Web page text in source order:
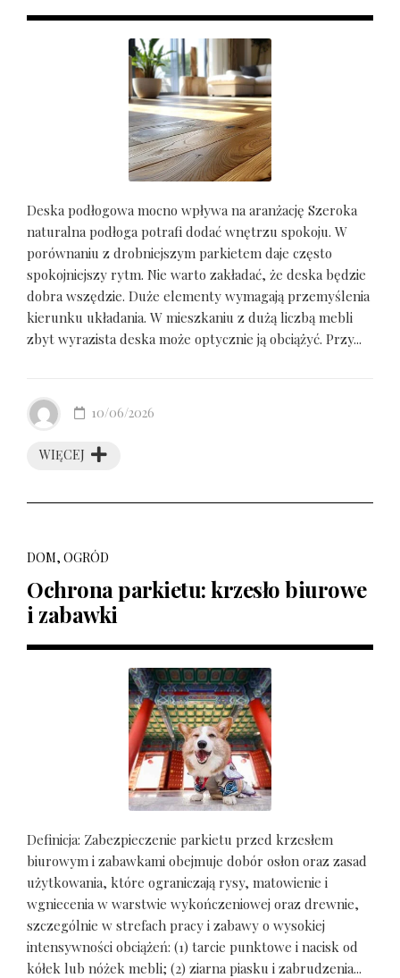
Deska podłogowa mocno wpływa na aranżację Szeroka
naturalna podłoga potrafi dodać wnętrzu spokoju. W
porównaniu z drobniejszym parkietem daje często
spokojniejszy rytm. Nie warto zakładać, że deska będzie
dobra wszędzie. Duże elementy wymagają przemyślenia
kierunku układania. W mieszkaniu z dużą liczbą mebli
zbyt wyrazista deska może optycznie ją obciążyć. Przy...
WIĘCEJ
10/06/2026
DOM, OGRÓD
Ochrona parkietu: krzesło biurowe
i zabawki
Definicja: Zabezpieczenie parkietu przed krzesłem
biurowym i zabawkami obejmuje dobór osłon oraz zasad
użytkowania, które ograniczają rysy, matowienie i
wgniecenia w warstwie wykończeniowej oraz drewnie,
szczególnie w strefach pracy i zabawy o wysokiej
intensywności obciążeń: (1) tarcie punktowe i nacisk od
kółek lub nóżek mebli; (2) ziarna piasku i zabrudzenia...